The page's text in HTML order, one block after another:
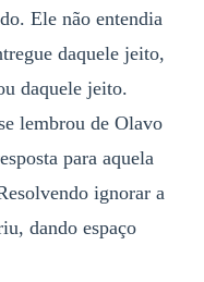
Ele não entendia
daquele jeito,
daquele jeito.
lembrou de Olavo
para aquela
ignorar a
dando espaço